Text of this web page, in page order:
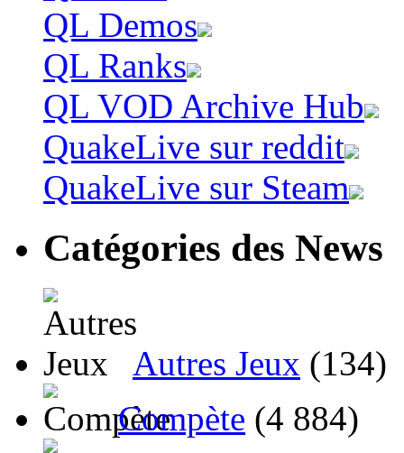
QL Demos
QL Ranks
QL VOD Archive Hub
QuakeLive sur reddit
QuakeLive sur Steam
Catégories des News
Autres Jeux (134)
Compète (4 884)